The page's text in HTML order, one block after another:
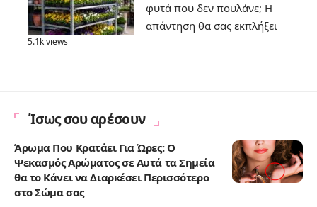
φυτά που δεν πουλάνε; Η
απάντηση θα σας εκπλήξει
5.1k views
Ίσως σου αρέσουν
Άρωμα Που Κρατάει Για Ώρες: Ο
Ψεκασμός Αρώματος σε Αυτά τα Σημεία
θα το Κάνει να Διαρκέσει Περισσότερο
στο Σώμα σας